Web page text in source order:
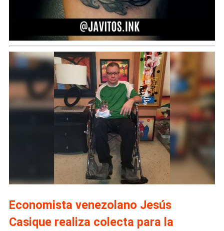
Economista venezolano Jesús
Casique realiza colecta para la